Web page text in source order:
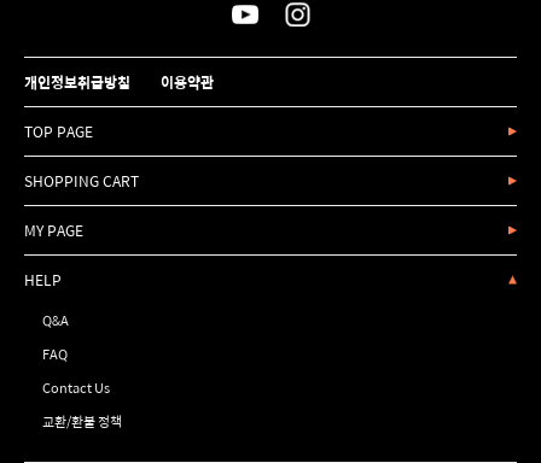
개인정보취급방침 이용약관
TOP PAGE
SHOPPING CART
MY PAGE
HELP
Q&A
FAQ
Contact Us
교환/환불 정책